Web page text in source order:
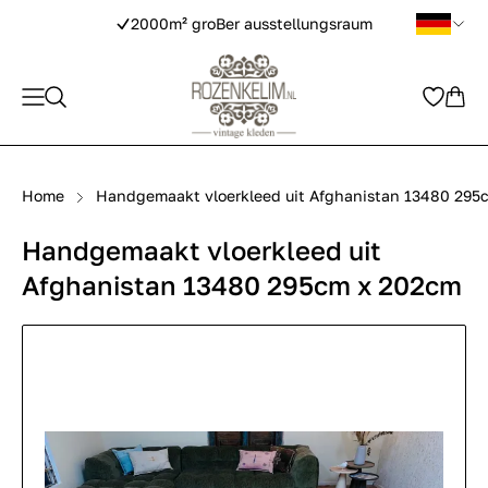
2000m² groBer ausstellungsraum
Home Handgemaakt vloerkleed uit Afghanistan 13480
Handgemaakt vloerkleed uit
Afghanistan 13480 295cm x 202cm